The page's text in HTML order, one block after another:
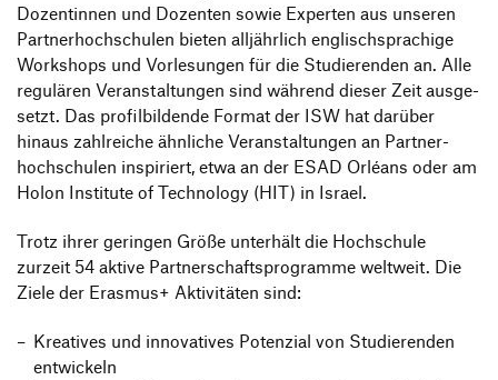
Dozen­tinnen und Dozenten sowie Experten aus unseren
Part­ner­hoch­schulen bieten alljähr­lich englisch­spra­chige
Work­shops und Vorle­sungen für die Studie­renden an. Alle
regu­lären Veran­stal­tungen sind während dieser Zeit ausge­
setzt. Das profil­bil­dende Format der ISW hat darüber
hinaus zahl­reiche ähnliche Veran­stal­tungen an Part­ner­
hoch­schulen inspi­riert, etwa an der ESAD Orléans oder am
Holon Insti­tute of Tech­no­logy (HIT) in Israel.
Trotz ihrer geringen Größe unter­hält die Hoch­schule
zurzeit 54 aktive Part­ner­schafts­pro­gramme welt­weit. Die
Ziele der Erasmus+ Akti­vi­täten sind:
Krea­tives und inno­va­tives Poten­zial von Studie­renden
entwickeln